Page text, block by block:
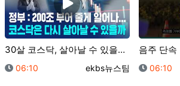
30살 코스닥, 살아날 수 있을까?/ 머그 딥 인사이트…
등록일
06:10 등록자
ekbs뉴스팀 등록일
06:10